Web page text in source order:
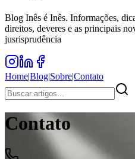
Blog Inês é Inês. Informações,
direitos, deveres e as principais
jusrisprudência
Home|Blog|Sobre|Contato
Contato